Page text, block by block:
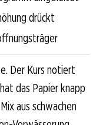
drückt
Der Kurs notiert
das Papier knapp
aus schwachen